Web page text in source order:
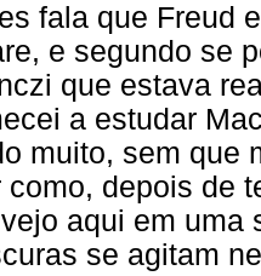
fala que Freud
e segundo se
que estava
a estudar
muito, sem que
como, depois de
aqui em uma
se agitam